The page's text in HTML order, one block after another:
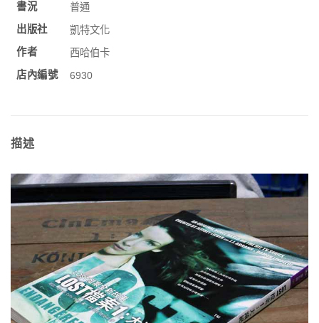
書況
普通
出版社
凱特文化
作者
西哈伯卡
店內編號
6930
描述